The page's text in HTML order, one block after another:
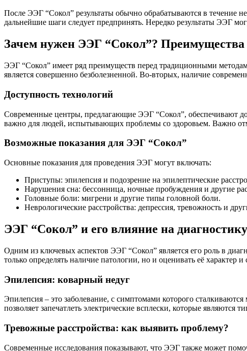
После ЭЭГ “Сокол” результаты обычно обрабатываются в течение
дальнейшие шаги следует предпринять. Нередко результаты ЭЭГ
Зачем нужен ЭЭГ “Сокол”? Преимущества
ЭЭГ “Сокол” имеет ряд преимуществ перед традиционными
является совершенно безболезненной. Во-вторых, наличие
Доступность технологий
Современные центры, предлагающие ЭЭГ “Сокол”, обеспечивают
важно для людей, испытывающих проблемы со здоровьем. Важно
Возможные показания для ЭЭГ “Сокол”
Основные показания для проведения ЭЭГ могут включать:
Приступы: эпилепсия и подозрение на эпилептические
Нарушения сна: бессонница, ночные пробуждения и другие
Головные боли: мигрени и другие типы головной боли.
Неврологические расстройства: депрессия, тревожность и
ЭЭГ “Сокол” и его влияние на
Одним из ключевых аспектов ЭЭГ “Сокол” является его роль в
только определять наличие патологии, но и оценивать её характер и
Эпилепсия: коварный недуг
Эпилепсия – это заболевание, с симптомами которого
позволяет запечатлеть электрические всплески, которые являются
Тревожные расстройства: как выявить проблему?
Современные исследования показывают, что ЭЭГ также может